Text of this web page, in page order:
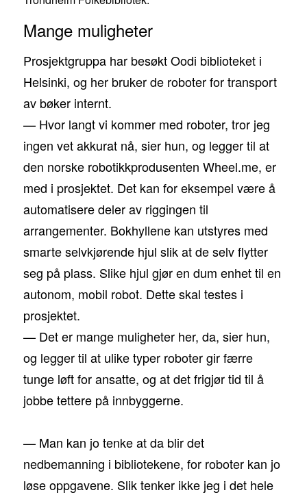
Mange muligheter
Prosjektgruppa har besøkt Oodi biblioteket i
Helsinki, og her bruker de roboter for transport
av bøker internt.
— Hvor langt vi kommer med roboter, tror jeg
ingen vet akkurat nå, sier hun, og legger til at
den norske robotikkprodusenten Wheel.me, er
med i prosjektet. Det kan for eksempel være å
automatisere deler av riggingen til
arrangementer. Bokhyllene kan utstyres med
smarte selvkjørende hjul slik at de selv flytter
seg på plass. Slike hjul gjør en dum enhet til en
autonom, mobil robot. Dette skal testes i
prosjektet.
— Det er mange muligheter her, da, sier hun,
og legger til at ulike typer roboter gir færre
tunge løft for ansatte, og at det frigjør tid til å
jobbe tettere på innbyggerne.
— Man kan jo tenke at da blir det
nedbemanning i bibliotekene, for roboter kan jo
løse oppgavene. Slik tenker ikke jeg i det hele